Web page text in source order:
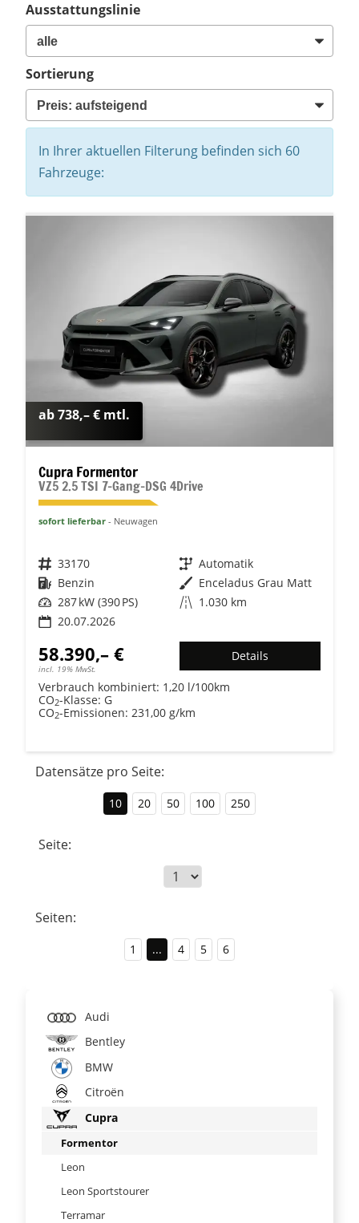
Ausstattungslinie
Sortierung
In Ihrer aktuellen Filterung befinden sich 60
Fahrzeuge:
ab 738,– € mtl.
Cupra Formentor
VZ5 2.5 TSI 7-Gang-DSG 4Drive
sofort lieferbar Neuwagen
Fahrzeugnr. 33170 Getriebe Automatik
Kraftstoff Benzin Außenfarbe Enceladus Grau Matt
Leistung 287 kW (390 PS) Kilometerstand 1.030 km
20.07.2026
58.390,– €
incl. 19% MwSt.
Details
Verbrauch kombiniert: 1,20 l/100km
CO2-Klasse: G
CO2-Emissionen: 231,00 g/km
Datensätze pro Seite:
10 20 50 100 250
Seite:
Seiten:
1 ... 4 5 6
Audi
Bentley
BMW
Citroën
Cupra
Formentor
Leon
Leon Sportstourer
Terramar